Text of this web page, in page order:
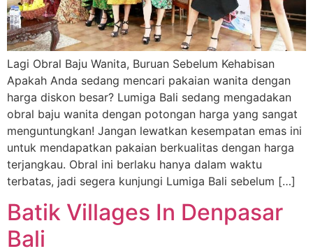
Lagi Obral Baju Wanita, Buruan Sebelum Kehabisan
Apakah Anda sedang mencari pakaian wanita dengan
harga diskon besar? Lumiga Bali sedang mengadakan
obral baju wanita dengan potongan harga yang sangat
menguntungkan! Jangan lewatkan kesempatan emas ini
untuk mendapatkan pakaian berkualitas dengan harga
terjangkau. Obral ini berlaku hanya dalam waktu
terbatas, jadi segera kunjungi Lumiga Bali sebelum […]
Batik Villages In Denpasar
Bali